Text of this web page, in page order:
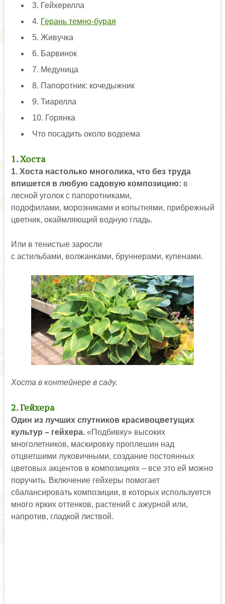
3. Гейхерелла
4. Герань темно-бурая
5. Живучка
6. Барвинок
7. Медуница
8. Папоротник: кочедыжник
9. Тиарелла
10. Горянка
Что посадить около водоема
1. Хоста
1. Хоста настолько многолика, что без труда
впишется в любую садовую композицию: в
лесной уголок с папоротниками,
подофилами, морозниками и копытнями, прибрежный
цветник, окаймляющий водную гладь.
Или в тенистые заросли
с астильбами, волжанками, бруннерами, купенами.
Хоста в контейнере в саду.
2. Гейхера
Один из лучших спутников красивоцветущих
культур – гейхера.«Подбивку» высоких
многолетников, маскировку проплешин над
отцветшими луковичными, создание постоянных
цветовых акцентов в композициях – все это ей можно
поручить. Включение гейхеры помогает
сбалансировать композиции, в которых используется
много ярких оттенков, растений с ажурной или,
напротив, гладкой листвой.